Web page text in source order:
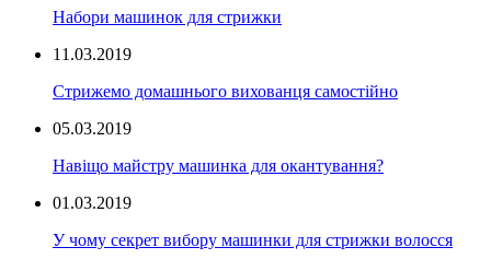
Набори машинок для стрижки
11.03.2019
Стрижемо домашнього вихованця самостійно
05.03.2019
Навіщо майстру машинка для окантування?
01.03.2019
У чому секрет вибору машинки для стрижки волосся